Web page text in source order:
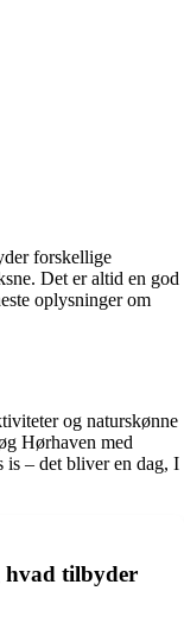
forskellige
Det er altid en god
oplysninger om
og naturskønne
Hørhaven med
is – det bliver en dag, I
hvad tilbyder